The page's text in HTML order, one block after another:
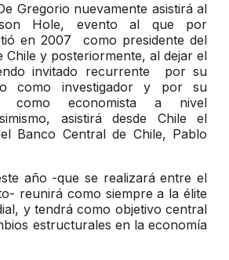
Gregorio nuevamente asistirá al
Hole, evento al que por
en 2007 como presidente del
Chile y posteriormente, al dejar el
invitado recurrente por su
como investigador y por su
como economista a nivel
asistirá desde Chile el
Banco Central de Chile, Pablo
año -que se realizará entre el
reunirá como siempre a la élite
y tendrá como objetivo central
estructurales en la economía